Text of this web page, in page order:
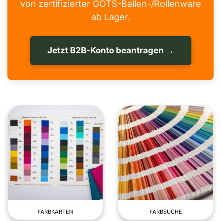
von zertifizierter GOTS-Ballen-/Rollenware
ab Lager.
Jetzt B2B-Konto beantragen →
FARBKARTEN FARBSUCHE